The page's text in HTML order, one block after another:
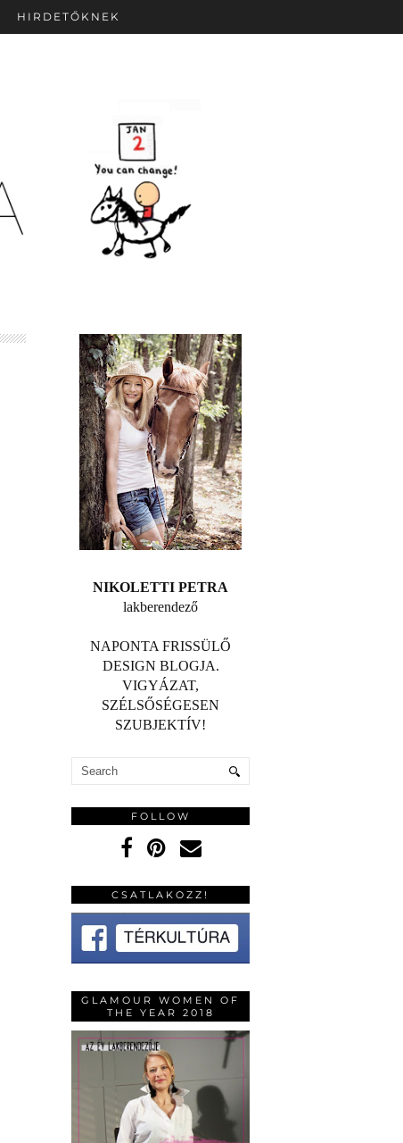
HIRDETŐKNEK
NIKOLETTI PETRA
lakberendező
NAPONTA FRISSÜLŐ
DESIGN BLOGJA.
VIGYÁZAT,
SZÉLSŐSÉGESEN
SZUBJEKTÍV!
FOLLOW
CSATLAKOZZ!
GLAMOUR WOMEN OF
THE YEAR 2018